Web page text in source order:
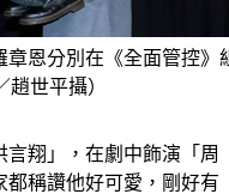
章恩分別在《全面管控》
趙世平攝）
稱讚他好可愛，剛好有
『私はとてもかわいい